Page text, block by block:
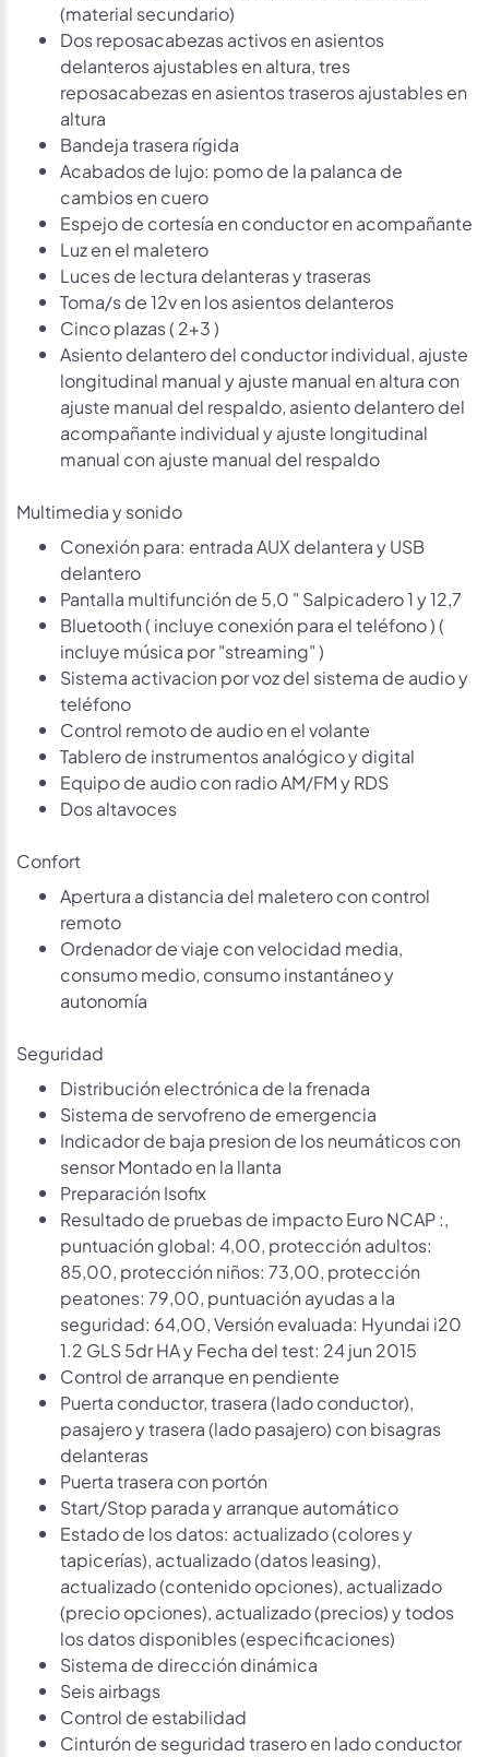
(material secundario)
Dos reposacabezas activos en asientos
delanteros ajustables en altura, tres
reposacabezas en asientos traseros ajustables en
altura
Bandeja trasera rígida
Acabados de lujo: pomo de la palanca de
cambios en cuero
Espejo de cortesía en conductor en acompañante
Luz en el maletero
Luces de lectura delanteras y traseras
Toma/s de 12v en los asientos delanteros
Cinco plazas ( 2+3 )
Asiento delantero del conductor individual, ajuste
longitudinal manual y ajuste manual en altura con
ajuste manual del respaldo, asiento delantero del
acompañante individual y ajuste longitudinal
manual con ajuste manual del respaldo
Multimedia y sonido
Conexión para: entrada AUX delantera y USB
delantero
Pantalla multifunción de 5,0 " Salpicadero 1 y 12,7
Bluetooth ( incluye conexión para el teléfono ) (
incluye música por "streaming" )
Sistema activacion por voz del sistema de audio y
teléfono
Control remoto de audio en el volante
Tablero de instrumentos analógico y digital
Equipo de audio con radio AM/FM y RDS
Dos altavoces
Confort
Apertura a distancia del maletero con control
remoto
Ordenador de viaje con velocidad media,
consumo medio, consumo instantáneo y
autonomía
Seguridad
Distribución electrónica de la frenada
Sistema de servofreno de emergencia
Indicador de baja presion de los neumáticos con
sensor Montado en la llanta
Preparación Isofix
Resultado de pruebas de impacto Euro NCAP :,
puntuación global: 4,00, protección adultos:
85,00, protección niños: 73,00, protección
peatones: 79,00, puntuación ayudas a la
seguridad: 64,00, Versión evaluada: Hyundai i20
1.2 GLS 5dr HA y Fecha del test: 24 jun 2015
Control de arranque en pendiente
Puerta conductor, trasera (lado conductor),
pasajero y trasera (lado pasajero) con bisagras
delanteras
Puerta trasera con portón
Start/Stop parada y arranque automático
Estado de los datos: actualizado (colores y
tapicerías), actualizado (datos leasing),
actualizado (contenido opciones), actualizado
(precio opciones), actualizado (precios) y todos
los datos disponibles (especificaciones)
Sistema de dirección dinámica
Seis airbags
Control de estabilidad
Cinturón de seguridad trasero en lado conductor